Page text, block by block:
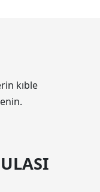
kıble